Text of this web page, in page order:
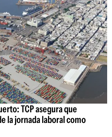
TCP asegura que
la jornada laboral como